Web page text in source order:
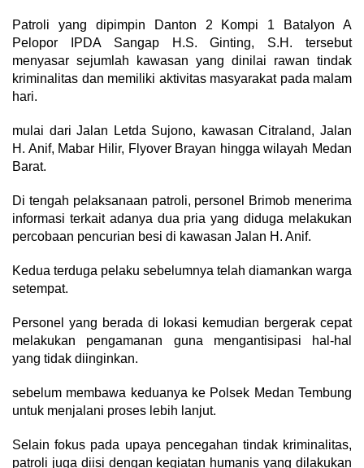
Patroli yang dipimpin Danton 2 Kompi 1 Batalyon A
Pelopor IPDA Sangap H.S. Ginting, S.H. tersebut
menyasar sejumlah kawasan yang dinilai rawan tindak
kriminalitas dan memiliki aktivitas masyarakat pada malam
hari.
mulai dari Jalan Letda Sujono, kawasan Citraland, Jalan
H. Anif, Mabar Hilir, Flyover Brayan hingga wilayah Medan
Barat.
Di tengah pelaksanaan patroli, personel Brimob menerima
informasi terkait adanya dua pria yang diduga melakukan
percobaan pencurian besi di kawasan Jalan H. Anif.
Kedua terduga pelaku sebelumnya telah diamankan warga
setempat.
Personel yang berada di lokasi kemudian bergerak cepat
melakukan pengamanan guna mengantisipasi hal-hal
yang tidak diinginkan.
sebelum membawa keduanya ke Polsek Medan Tembung
untuk menjalani proses lebih lanjut.
Selain fokus pada upaya pencegahan tindak kriminalitas,
patroli juga diisi dengan kegiatan humanis yang dilakukan